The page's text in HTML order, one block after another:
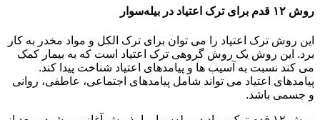
روش ۱۲ قدم برای ترک اعتیاد در بیله‌سوار
این روش ترک اعتیاد را می توان برای ترک الکل و مواد مخدر به کار
برد. این روش یک روش گروهی ترک اعتیاد است که به بیمار کمک
می کند نسبت به آسیب ها و پیامدهای اعتیاد شناخت پیدا کند.
پیامدهای اعتیاد می تواند شامل پیامدهای اجتماعی، عاطفی، روانی
و جسمی باشد.